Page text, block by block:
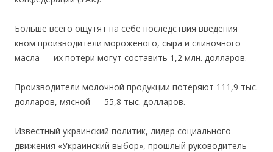
Больше всего ощутят на себе последствия введения
квом производители мороженого, сыра и сливочного
масла — их потери могут составить 1,2 млн. долларов.
Производители молочной продукции потеряют 111,9 тыс.
долларов, мясной — 55,8 тыс. долларов.
Известный украинский политик, лидер социального
движения «Украинский выбор», прошлый руководитель